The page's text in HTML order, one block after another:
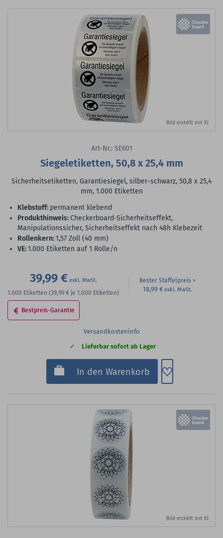
Bild erstellt mit KI
Art-Nr.: SE601
Siegeletiketten, 50,8 x 25,4 mm
Sicherheitsetiketten, Garantiesiegel, silber-schwarz, 50,8 x 25,4
mm, 1.000 Etiketten
Klebstoff: permanent klebend
Produkthinweis:Checkerboard-Sicherheitseffekt,
Manipulationssicher, Sicherheitseffekt nach 48h Klebezeit
Rollenkern:1,57 Zoll (40 mm)
VE:1.000 Etiketten auf 1 Rolle/n
39,99 €
1.000 Etiketten (39,99 € je 1.000 Etiketten)
Bester Staffelpreis
18,99 €
Bestpreis-Garantie
Versandkosteninfo
Lieferbar sofort ab Lager
In den Warenkorb Zum
Bild erstellt mit KI